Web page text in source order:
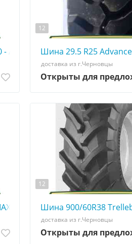
- АГРОШИНА ☎️ 0507773380
12
Шина 29.5 R25
доставка из г.Черновцы
Открыты для
- АГРОШИНА ☎️ 0507773380
12
Шина 900/60R38
доставка из г.Черновцы
Открыты для